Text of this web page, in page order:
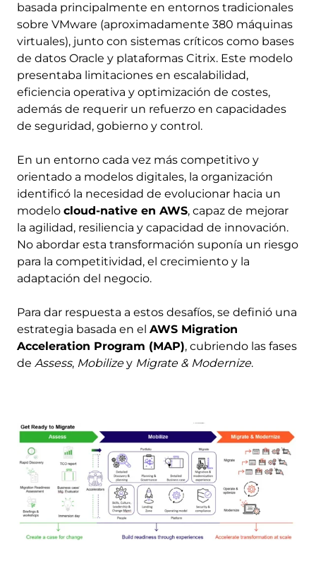
basada principalmente en entornos tradicionales
sobre VMware (aproximadamente 380 máquinas
virtuales), junto con sistemas críticos como bases
de datos Oracle y plataformas Citrix. Este modelo
presentaba limitaciones en escalabilidad,
eficiencia operativa y optimización de costes,
además de requerir un refuerzo en capacidades
de seguridad, gobierno y control.
En un entorno cada vez más competitivo y
orientado a modelos digitales, la organización
identificó la necesidad de evolucionar hacia un
modelo cloud-native en AWS, capaz de mejorar
la agilidad, resiliencia y capacidad de innovación.
No abordar esta transformación suponía un riesgo
para la competitividad, el crecimiento y la
adaptación del negocio.
Para dar respuesta a estos desafíos, se definió una
estrategia basada en el AWS Migration
Acceleration Program (MAP), cubriendo las fases
de Assess, Mobilizey Migrate & Modernize.
Image